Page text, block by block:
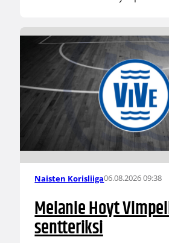
Naisten Korisliiga06.08.2026 09:38
Melanie Hoyt
sentteriksi